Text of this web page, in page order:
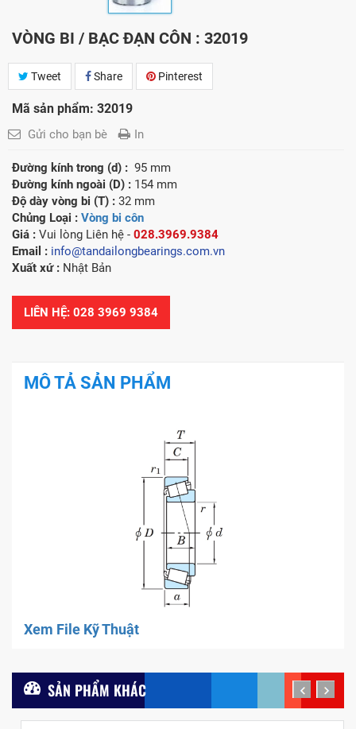
VÒNG BI / BẠC ĐẠN CÔN : 32019
Tweet Share Pinterest
Mã sản phẩm: 32019
Gửi cho bạn bè In
Đường kính trong (d) : 95 mm
Đường kính ngoài (D) : 154 mm
Độ dày vòng bi (T) : 32 mm
Chủng Loại : Vòng bi côn
Giá : Vui lòng Liên hệ - 028.3969.9384
Email : info@tandailongbearings.com.vn
Xuất xứ : Nhật Bản
LIÊN HỆ: 028 3969 9384
MÔ TẢ SẢN PHẨM
Xem File Kỹ Thuật
SẢN PHẨM KHÁC prev next